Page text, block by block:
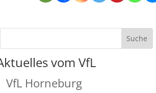
vom VfL
VfL Horneburg